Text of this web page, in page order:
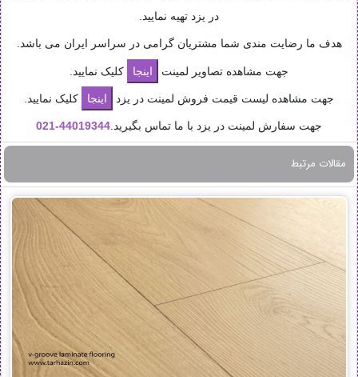
در یزد تهیه نمایید.
هدف ما رضایت مندی شما مشتریان گرامی در سراسر ایران می باشد.
جهت مشاهده تصاویر لمینت کلیک نمایید.
جهت مشاهده لیست قیمت فروش لمینت در یزد کلیک نمایید.
جهت سفارش لمینت در یزد با ما تماس بگیرید. 44019344-
021
مقالات مرتبط